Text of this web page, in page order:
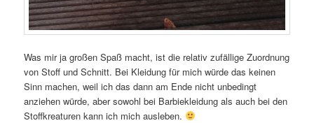
Was mir ja großen Spaß macht, ist die relativ zufällige Zuordnung
von Stoff und Schnitt. Bei Kleidung für mich würde das keinen
Sinn machen, weil ich das dann am Ende nicht unbedingt
anziehen würde, aber sowohl bei Barbiekleidung als auch bei den
Stoffkreaturen kann ich mich ausleben.